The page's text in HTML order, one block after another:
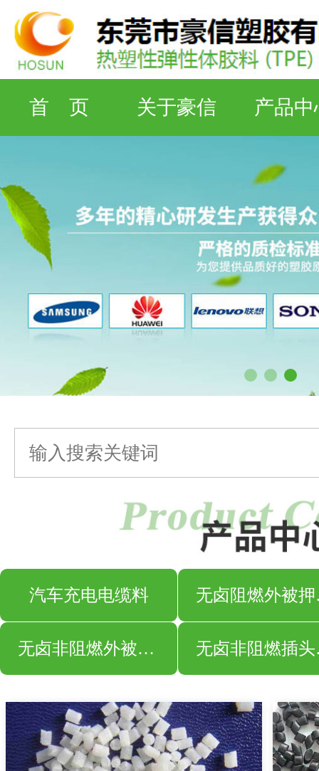
首 页 关于豪信 产品中
联系
汽车充电电缆料
无卤非阻燃外被押出料